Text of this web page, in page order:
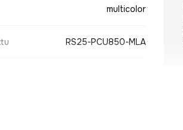
multicolor
RS25-PCU850-MLA